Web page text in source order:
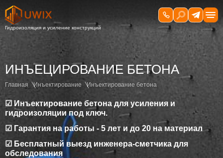
ИНЪЕЦИРОВАНИЕ БЕТОНА
Главная Инъектирование Инъектирование бетона
☑ Инъектирование бетона для усиления и
гидроизоляции под ключ.
☑ Гарантия на работы - 5 лет и до 20 на материал
☑ Бесплатный выезд инженера-сметчика для
обследования